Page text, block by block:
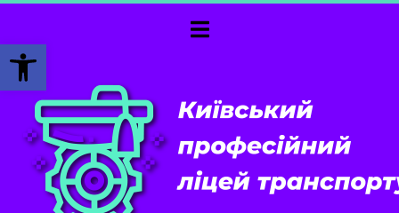
Відкрити Панель інструментів